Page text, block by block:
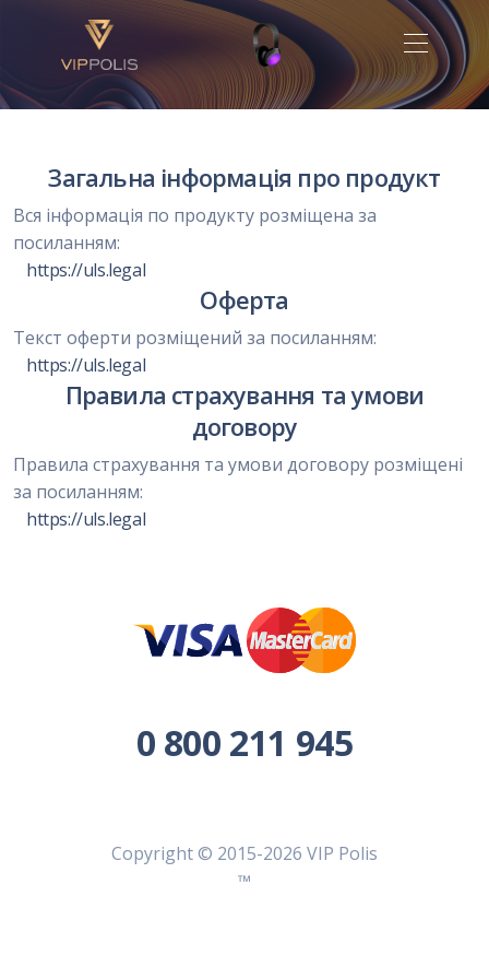
Загальна інформація про продукт
Вся інформація по продукту розміщена за
посиланням:
https://uls.legal
Оферта
Текст оферти розміщений за посиланням:
https://uls.legal
Правила страхування та умови
договору
Правила страхування та умови договору розміщені
за посиланням:
https://uls.legal
0 800 211 945
Copyright © 2015-2026 VIP Polis
™